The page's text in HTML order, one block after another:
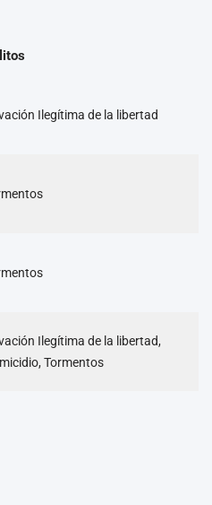
Ilegítima de la libertad
Ilegítima de la libertad,
Tormentos